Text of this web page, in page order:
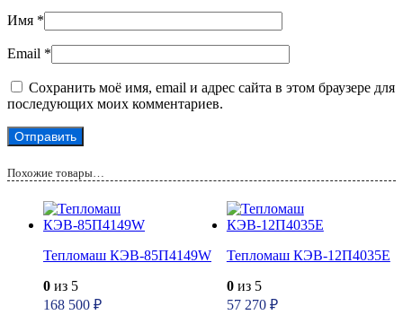
Имя *
Email *
Сохранить моё имя, email и адрес сайта в этом браузере для
последующих моих комментариев.
Похожие товары…
Тепломаш КЭВ-85П4149W
0 из 5
168 500 ₽
Тепломаш КЭВ-12П4035Е
0из 5
57 270 ₽